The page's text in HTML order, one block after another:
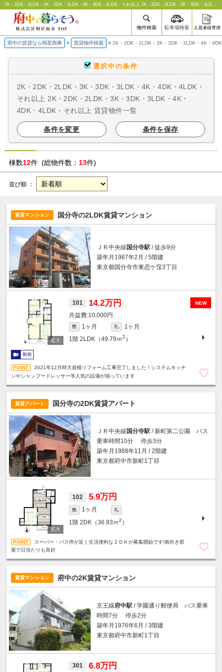
2K・2DK・2LDK・3K・3DK・3LDK・4K・4DK・4LDK・それ以上 2K・2DK・2LDK・3K・3DK・3LDK・4K・4DK・4LDK・それ以上 ｜賃貸物件一覧｜明星商事
物件検索 駐車場検索 入居者様専用
府中の賃貸なら明星商事 賃貸物件検索 2K・2DK・2LDK・3K・3DK・3LDK・4K・
選択中の条件
2K・2DK・2LDK・3K・3DK・3LDK・4K・4DK・4LDK・
それ以上 2K・2DK・2LDK・3K・3DK・3LDK・4K・
4DK・4LDK・それ以上 賃貸物件一覧
条件を変更 条件を保存
棟数12件 (総物件数： 13件)
並び順 ：
賃貸マンション 国分寺の2LDK賃貸マンション
ＪＲ中央線 国分寺駅 / 徒歩9分
築年月1987年2月 / 5階建
東京都国分寺市東恋ケ窪3丁目
NEW
101 14.2万円
10,000円
敷 1ヶ月 礼
1ヶ月
1階 2LDK（49.79ｍ2 ）
動画
2021年12月時大規模リフォーム工事完了しました！システムキッチ
ンやシャンプードレッサー等人気の設備が揃っています
賃貸アパート 国分寺の2DK賃貸アパート
ＪＲ中央線国分寺駅 / 新町第二公園 バス
乗車時間10分 停歩3分
築年月1988年11月 / 2階建
東京都府中市新町1丁目
102 5.9万円
敷 1ヶ月 礼
1階 2DK（36.93ｍ2 ）
スーパー・バス停が近く生活便利な２ＤＫが募集開始です!南向き部
屋で日当たりも良好
賃貸マンション 府中の2K賃貸マンション
京王線府中駅 / 学園通り郵便局 バス乗車
時間7分 停歩2分
築年月1976年6月 / 3階建
東京都府中市新町1丁目
301 6.8万円